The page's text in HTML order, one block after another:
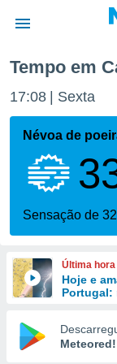
da
foi
fornecidas
a este
das
e
forma
digital
Tempo em
17:08 Sexta
Névoa de
Sensação de
Última hora
Hoje e
Portugal:
Meteored!